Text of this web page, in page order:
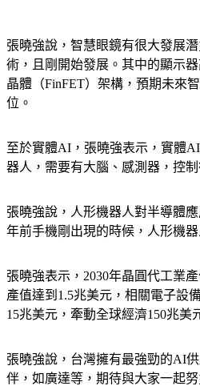
張曉強說，智慧眼鏡有很大發展
術，且剛開始發展。其中的顯示
晶體（FinFET）架構，預期未來
位。
至於實體AI，張曉強表示，實體
器人，需要有大腦、感測器，控
張曉強說，人形機器人對半導體
年前手機剛出現的時候，人形機
張曉強表示，2030年晶圓代工業
產值達到1.5兆美元，相關電子設
15兆美元，牽動全球經濟150兆美
張曉強說，台灣擁有最強勁的AI
伴，如廣達等，期待與大家一起